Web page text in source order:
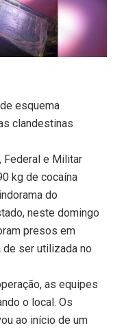
esquema
clandestinas
Federal e Militar
kg de cocaína
do
neste domingo
presos em
de ser utilizada no
as equipes
o local. Os
ao início de um